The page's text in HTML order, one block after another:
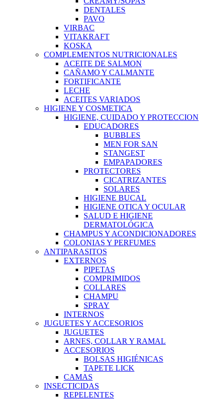
DENTALES
PAVO
VIRBAC
VITAKRAFT
KOSKA
COMPLEMENTOS NUTRICIONALES
ACEITE DE SALMON
CAÑAMO Y CALMANTE
FORTIFICANTE
LECHE
ACEITES VARIADOS
HIGIENE Y COSMETICA
HIGIENE, CUIDADO Y PROTECCION
EDUCADORES
BUBBLES
MEN FOR SAN
STANGEST
EMPAPADORES
PROTECTORES
CICATRIZANTES
SOLARES
HIGIENE BUCAL
HIGIENE OTICA Y OCULAR
SALUD E HIGIENE
DERMATOLÓGICA
CHAMPUS Y ACONDICIONADORES
COLONIAS Y PERFUMES
ANTIPARASITOS
EXTERNOS
PIPETAS
COMPRIMIDOS
COLLARES
CHAMPU
SPRAY
INTERNOS
JUGUETES Y ACCESORIOS
JUGUETES
ARNES, COLLAR Y RAMAL
ACCESORIOS
BOLSAS HIGIÉNICAS
TAPETE LICK
CAMAS
INSECTICIDAS
REPELENTES